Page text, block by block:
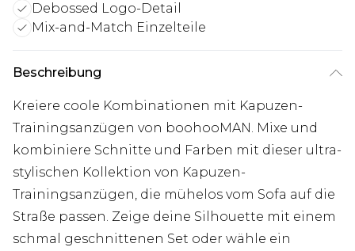
Debossed Logo-Detail
Mix-and-Match Einzelteile
Beschreibung
Kreiere coole Kombinationen mit Kapuzen-
Trainingsanzügen von boohooMAN. Mixe und
kombiniere Schnitte und Farben mit dieser ultra-
stylischen Kollektion von Kapuzen-
Trainingsanzügen, die mühelos vom Sofa auf die
Straße passen. Zeige deine Silhouette mit einem
schmal geschnittenen Set oder wähle ein